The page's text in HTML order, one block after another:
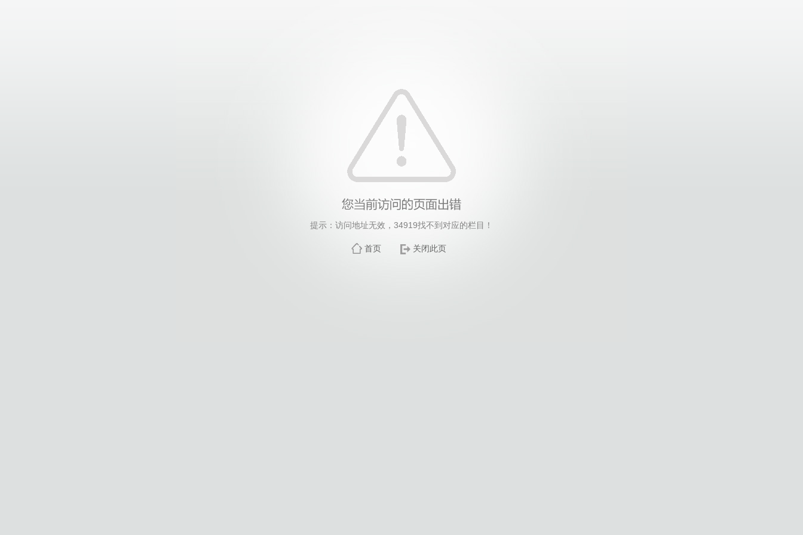
提示：访问地址无效，34919找不到对应的栏目！
首页 关闭此页